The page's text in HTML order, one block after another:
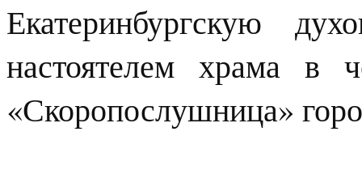
Екатеринбургскую
настоятелем храма в
«Скоропослушница»